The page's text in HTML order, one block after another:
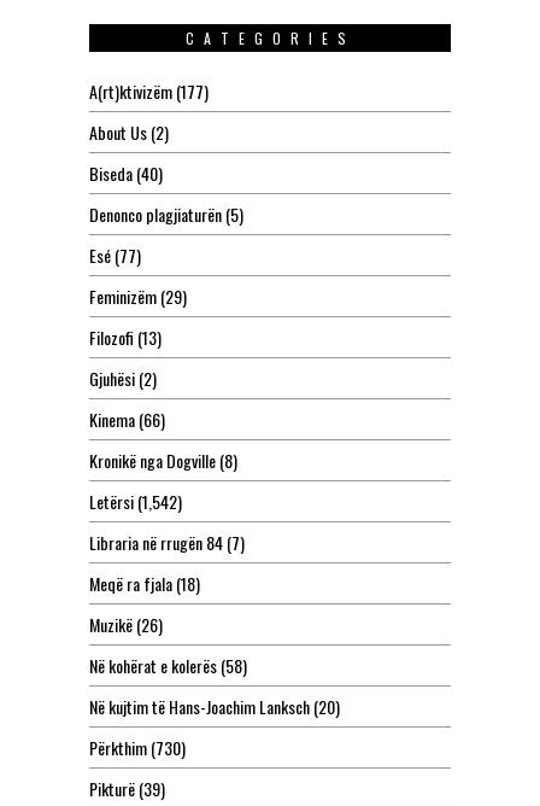
CATEGORIES
A(rt)ktivizëm(177)
About Us(2)
Biseda(40)
Denonco plagjiaturën(5)
Esé(77)
Feminizëm(29)
Filozofi (13)
Gjuhësi(2)
Kinema(66)
Kronikë nga Dogville(8)
Letërsi(1,542)
Libraria në rrugën 84(7)
Meqë ra fjala(18)
Muzikë(26)
Në kohërat e kolerës(58)
Në kujtim të Hans-Joachim Lanksch(20)
Përkthim(730)
Pikturë(39)